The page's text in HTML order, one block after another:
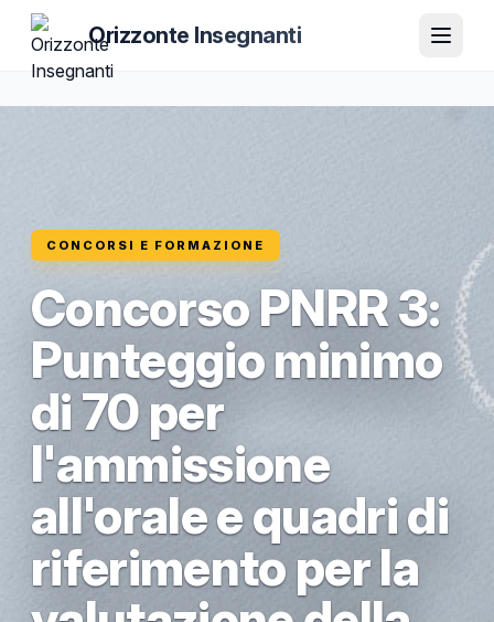
Orizzonte Insegnanti
CONCORSI E FORMAZIONE
Concorso PNRR 3:
Punteggio minimo
di 70 per
l'ammissione
all'orale e quadri di
riferimento per la